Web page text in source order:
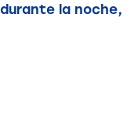
durante la noche,